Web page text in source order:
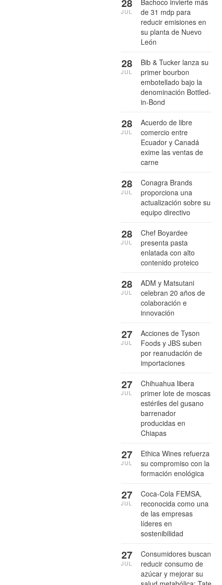
Bachoco invierte más
de 31 mdp para
reducir emisiones en
su planta de Nuevo
León
JUL
Bib & Tucker lanza su
primer bourbon
embotellado bajo la
denominación Bottled-
in-Bond
28
JUL
Acuerdo de libre
comercio entre
Ecuador y Canadá
exime las ventas de
carne
28
JUL
Conagra Brands
proporciona una
actualización sobre su
equipo directivo
28
JUL
Chef Boyardee
presenta pasta
enlatada con alto
contenido proteico
28
JUL
ADM y Matsutani
celebran 20 años de
colaboración e
innovación
28
JUL
Acciones de Tyson
Foods y JBS suben
por reanudación de
importaciones
27
JUL
Chihuahua libera
primer lote de moscas
estériles del gusano
barrenador
producidas en
Chiapas
27
JUL
Ethica Wines refuerza
su compromiso con la
formación enológica
27
JUL
Coca-Cola FEMSA,
reconocida como una
de las empresas
líderes en
sostenibilidad
27
JUL
Consumidores buscan
reducir consumo de
azúcar y mejorar su
27
JUL